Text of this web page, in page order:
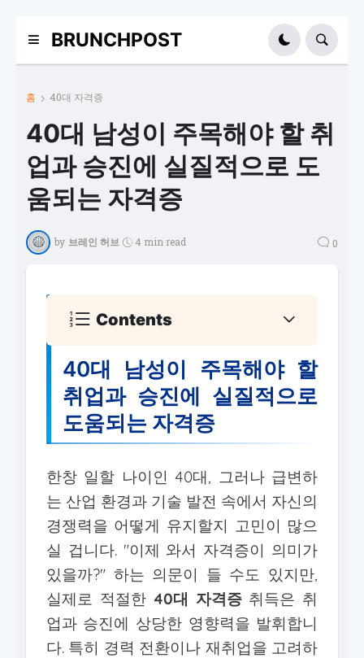
BRUNCHPOST
홈 40대 자격증
40대 남성이 주목해야 할 취
업과 승진에 실질적으로 도
움되는 자격증
by 브레인 허브 4 min read 0
Contents
40대 남성이 주목해야 할
취업과 승진에 실질적으로
도움되는 자격증
한창 일할 나이인 40대, 그러나 급변하
는 산업 환경과 기술 발전 속에서 자신의
경쟁력을 어떻게 유지할지 고민이 많으
실 겁니다. "이제 와서 자격증이 의미가
있을까?" 하는 의문이 들 수도 있지만,
실제로 적절한 40대 자격증취득은 취
업과 승진에 상당한 영향력을 발휘합니
다. 특히 경력 전환이나 재취업을 고려하